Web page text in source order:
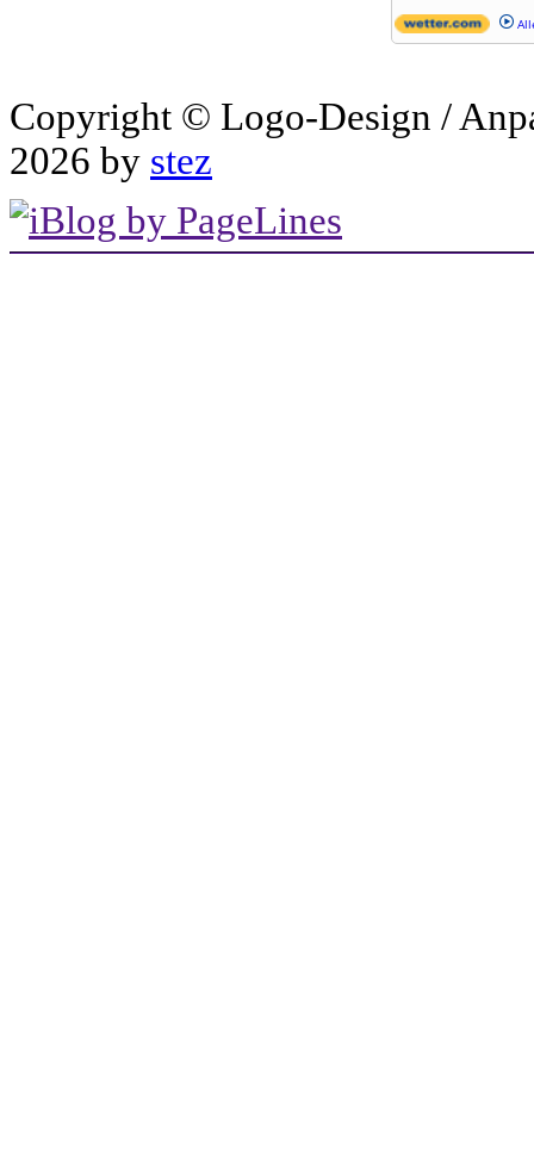
Copyright © Logo-Design /
2026 by stez